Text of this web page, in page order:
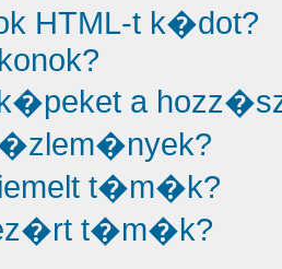
HTML-t k�dot?
k�peket a
t�m�k?
t�m�k?